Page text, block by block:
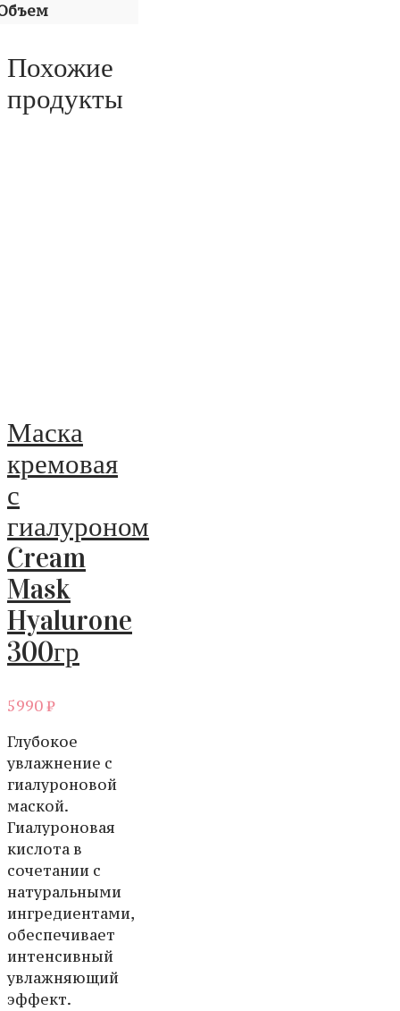
Похожие
продукты
Маска
кремовая
с
гиалуроном
Cream
Mask
Hyalurone
300гр
5990₽
Глубокое
увлажнение с
гиалуроновой
маской.
Гиалуроновая
кислота в
сочетании с
натуральными
ингредиентами,
обеспечивает
интенсивный
увлажняющий
эффект.